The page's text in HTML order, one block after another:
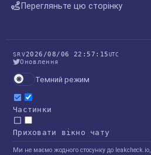
Перегляньте цю сторінку
SRV2026/08/06 22:57:15UTC
Оновлення
Темний режим
Частинки
Приховати вікно чату
Ми не маємо жодного стосунку до leakcheck.io,